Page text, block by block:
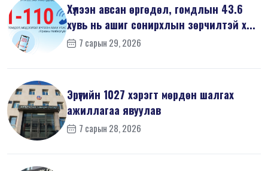
Хүлээн авсан өргөдөл, гомдлын 43.6
хувь нь ашиг сонирхлын зөрчилтэй х...
7 сарын 29, 2026
Эрүүгийн 1027 хэрэгт мөрдөн шалгах
ажиллагаа явуулав
7 сарын 28, 2026